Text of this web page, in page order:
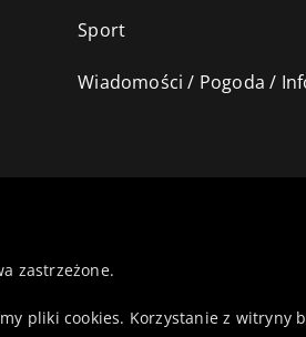
Sport
Wiadomości / Pogoda /
zastrzeżone.
pliki cookies. Korzystanie z witryny